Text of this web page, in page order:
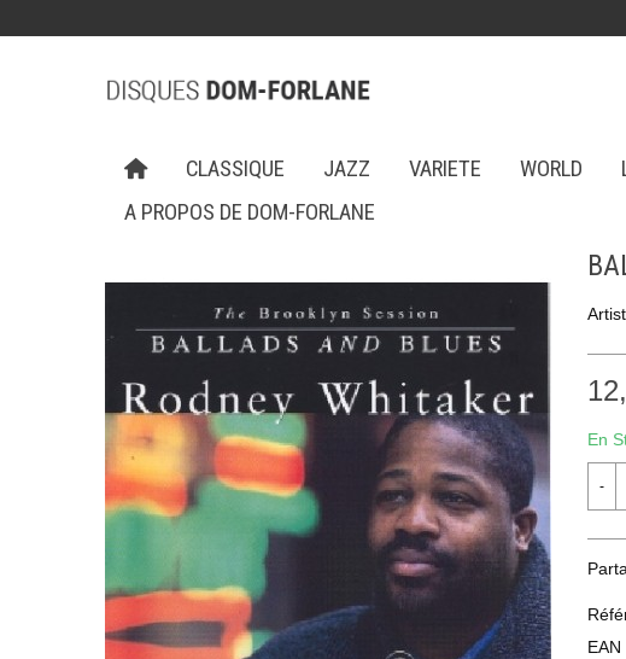
CLASSIQUE JAZZ VARIETE WORLD
A PROPOS DE DOM-FORLANE
En
-
EAN